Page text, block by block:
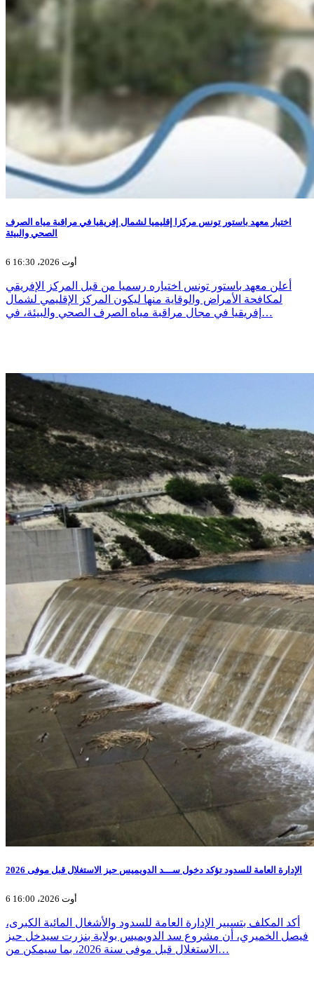
اختيار معهد باستور تونس مركزا إقليميا لشمال إفريقيا في مراقبة مياه الصرف
الصحي والبيئة
6 أوت 2026، 16:30
أعلن معهد باستور تونس اختياره رسميا من قبل المركز الإفريقي
لمكافحة الأمراض والوقاية منها ليكون المركز الإقليمي لشمال
إفريقيا في مجال مراقبة مياه الصرف الصحي والبيئة، في…
الإدارة العامة للسدود تؤكد دخول ســـد الدويميس حيز الاستغلال قبل موفى 2026
6 أوت 2026، 16:00
أكد المكلف بتسيير الإدارة العامة للسدود والأشغال المائية الكبرى،
فيصل الخميري، أن مشروع سد الدويميس بولاية بنزرت سيدخل حيز
الاستغلال قبل موفى سنة 2026، بما سيمكن من…